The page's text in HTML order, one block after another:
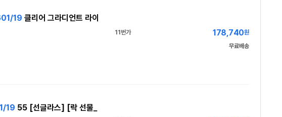
19 클리어 그라디언트 라이
11번가 178,740원
무료배송
19 55 [선글라스] [락 선물_